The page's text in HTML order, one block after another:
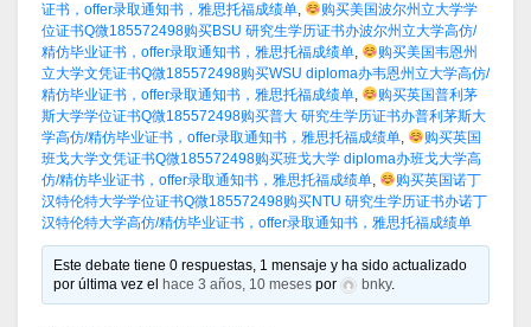
证书，offer录取通知书，雅思托福成绩单,
购买美国波尔州立大学学
位证书Q微185572498购买BSU 研究生学历证书办波尔州立大学高仿/
精仿毕业证书，offer录取通知书，雅思托福成绩单,
购买美国韦恩州
立大学文凭证书Q微185572498购买WSU diploma办韦恩州立大学高仿/
精仿毕业证书，offer录取通知书，雅思托福成绩单,
购买英国普利茅
斯大学学位证书Q微185572498购买普大 研究生学历证书办普利茅斯大
学高仿/精仿毕业证书，offer录取通知书，雅思托福成绩单,
购买英国
班戈大学文凭证书Q微185572498购买班戈大学 diploma办班戈大学高
仿/精仿毕业证书，offer录取通知书，雅思托福成绩单,
购买英国诺丁
汉特伦特大学学位证书Q微185572498购买NTU 研究生学历证书办诺丁
汉特伦特大学高仿/精仿毕业证书，offer录取通知书，雅思托福成绩单
Este debate tiene 0 respuestas, 1 mensaje y ha sido actualizado
por última vez el
hace 3 años, 10 meses por bnky.